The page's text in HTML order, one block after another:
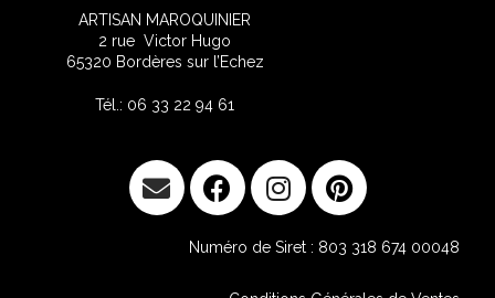
ARTISAN MAROQUINIER
2 rue Victor Hugo
65320 Bordères sur l’Echez
Tél.: 06 33 22 94 61
Numéro de Siret : 803 318 674 00048